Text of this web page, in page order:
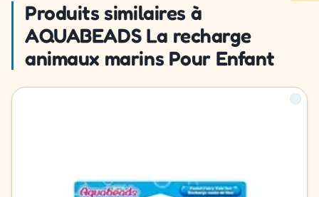
Produits similaires à
AQUABEADS La recharge
animaux marins Pour Enfant